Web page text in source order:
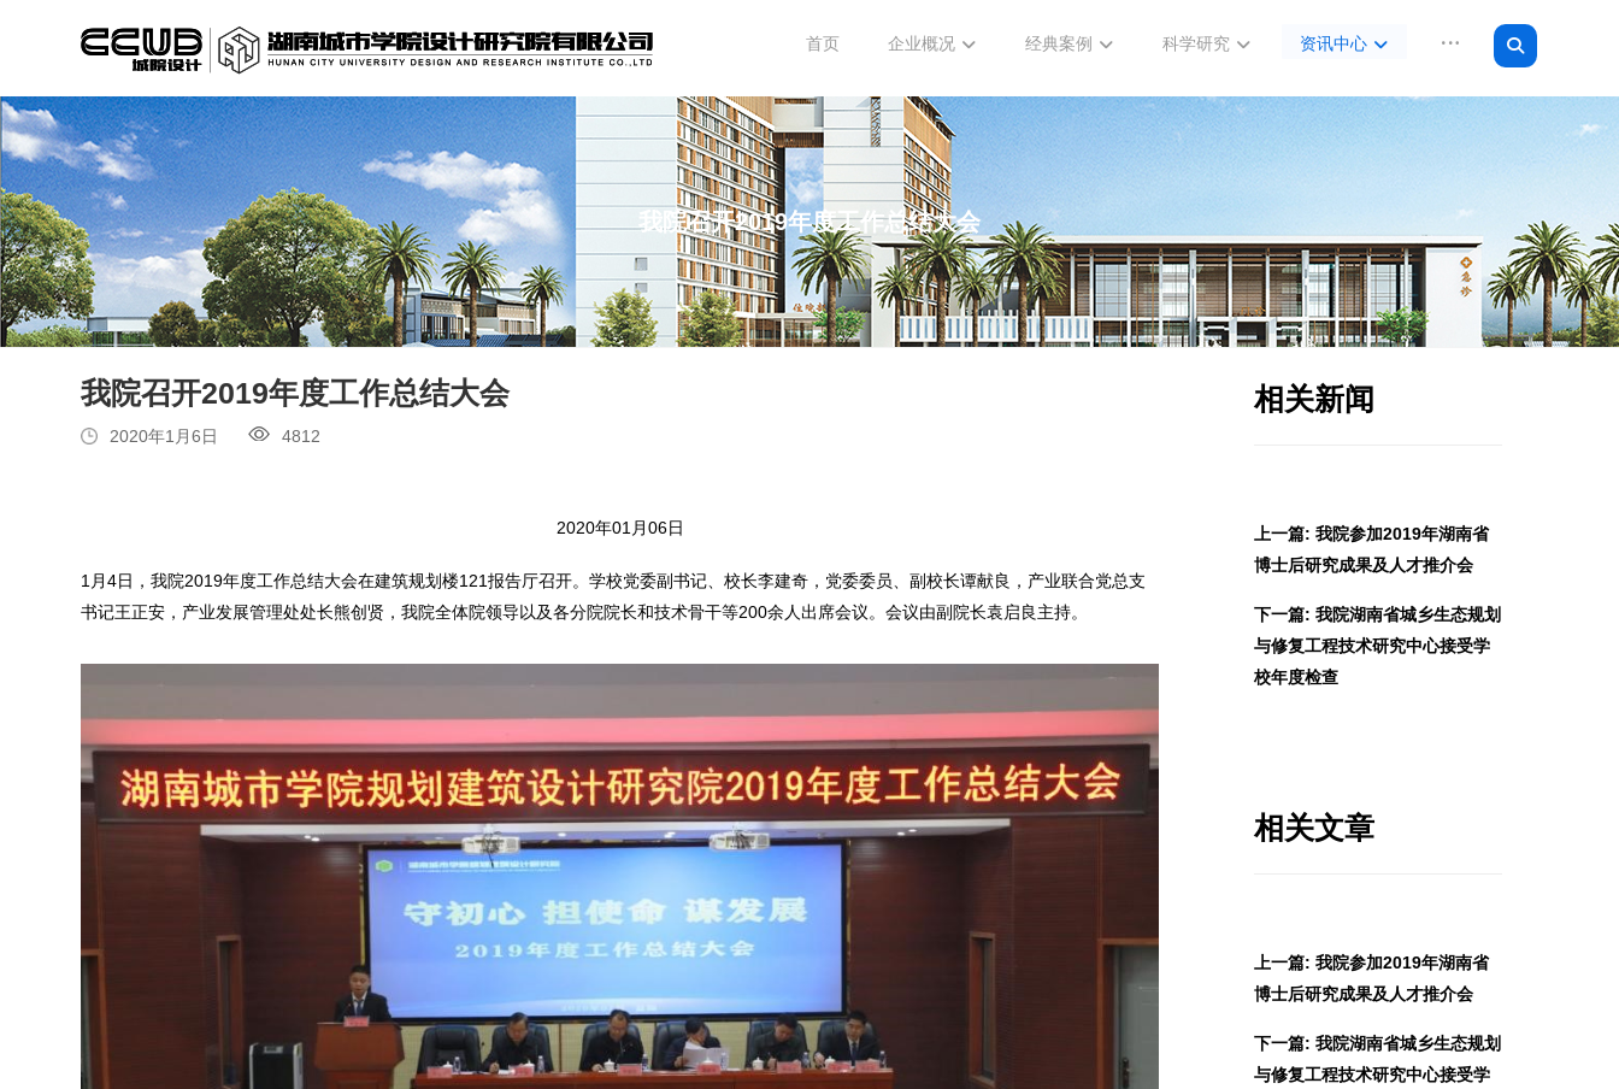
首页 企业概况 经典案例 科学研究 资讯中心
我院召开2019年度工作总结大会
我院召开2019年度工作总结大会
2020年1月6日 4812
2020年01月06日
1月4日，我院2019年度工作总结大会在建筑规划楼121报告厅召开。学校党委副书记、校长李建奇，党委委员、副校长谭献良，产业联合党总支
书记王正安，产业发展管理处处长熊创贤，我院全体院领导以及各分院院长和技术骨干等200余人出席会议。会议由副院长袁启良主持。
相关新闻
上一篇: 我院参加2019年湖南省
博士后研究成果及人才推介会
下一篇: 我院湖南省城乡生态规划
与修复工程技术研究中心接受学
校年度检查
相关文章
上一篇: 我院参加2019年湖南省
博士后研究成果及人才推介会
下一篇: 我院湖南省城乡生态规划
与修复工程技术研究中心接受学